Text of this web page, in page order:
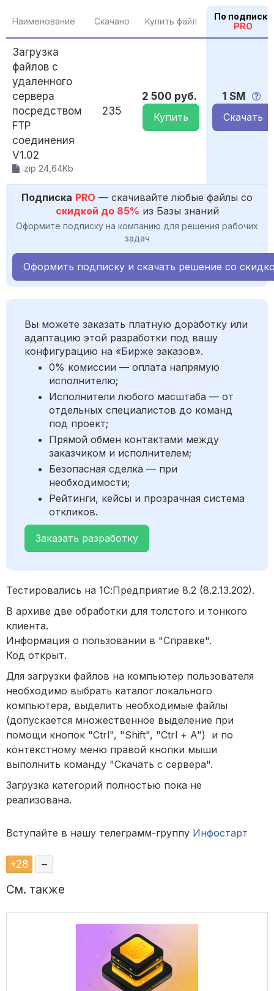
Наименование Скачано Купить файл
По подписке
PRO
Загрузка
файлов с
удаленного
сервера
посредством
FTP
соединения
V1.02
.zip 24,64Kb
235
2 500 руб.
Купить
1 SM
Скачать
Подписка PRO — скачивайте любые файлы со
скидкой до 85% из Базы знаний
Оформите подписку на компанию для решения рабочих
задач
Оформить подписку и скачать решение со
Вы можете заказать платную доработку или
адаптацию этой разработки под вашу
конфигурацию на «Бирже заказов».
0% комиссии — оплата напрямую
исполнителю;
Исполнители любого масштаба — от
отдельных специалистов до команд
под проект;
Прямой обмен контактами между
заказчиком и исполнителем;
Безопасная сделка — при
необходимости;
Рейтинги, кейсы и прозрачная система
откликов.
Заказать разработку
Тестировались на 1С:Предприятие 8.2 (8.2.13.202).
В архиве две обработки для толстого и тонкого
клиента.
Информация о пользовании в "Справке".
Код открыт.
Для загрузки файлов на компьютер пользователя
необходимо выбрать каталог локального
компьютера, выделить необходимые файлы
(допускается множественное выделение при
помощи кнопок "Ctrl", "Shift", "Ctrl + A") и по
контекстному меню правой кнопки мыши
выполнить команду "Скачать с сервера".
Загрузка категорий полностью пока не
реализована.
Вступайте в нашу телеграмм-группу Инфостарт
+28 –
См. также